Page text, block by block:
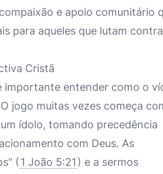
e apoio comunitário
para aqueles que lutam
Cristã
importante entender como o
jogo muitas vezes começa
ídolo, tomando precedência
com Deus. As
( 1 João 5:21 ) e a sermos